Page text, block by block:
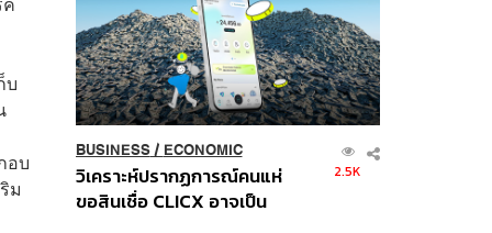
บ
อบ
ม
BUSINESS/ ECONOMIC
วิเคราะห์ปรากฏการณ์คนแห่
ขอสินเชื่อ CLICX อาจเป็น
2.5K